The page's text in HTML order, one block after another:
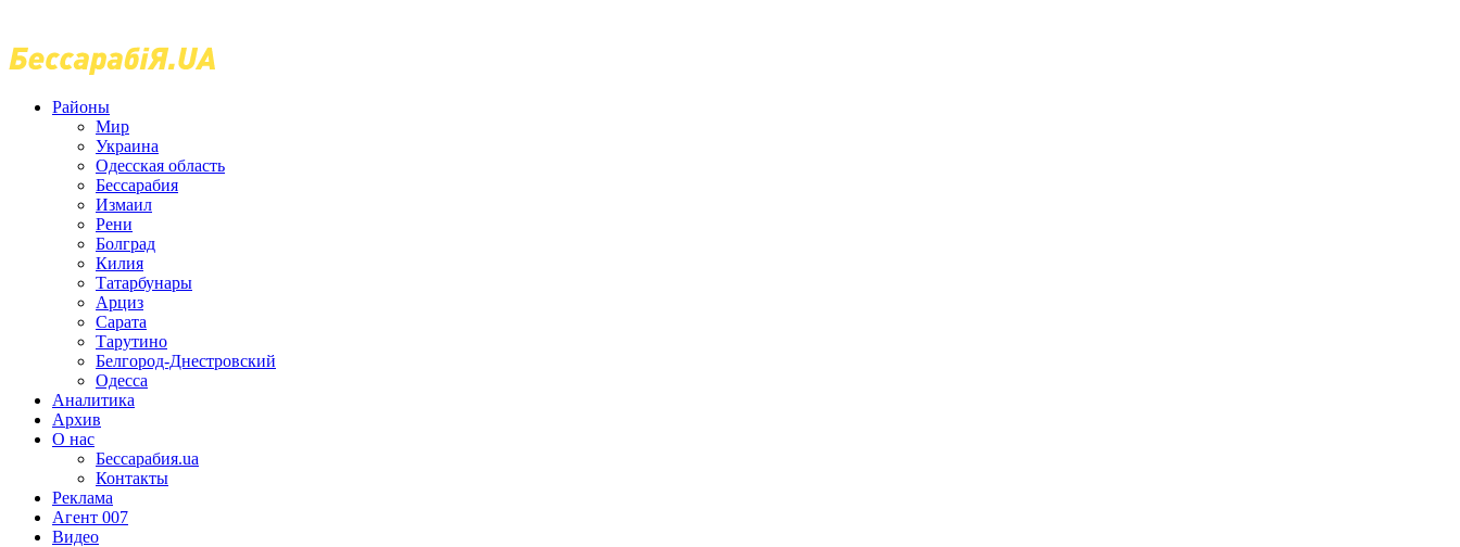
Районы
Мир
Украина
Одесская область
Бессарабия
Измаил
Рени
Болград
Килия
Татарбунары
Арциз
Сарата
Тарутино
Белгород-Днестровский
Одесса
Аналитика
Архив
О нас
Бессарабия.ua
Контакты
Реклама
Агент 007
Видео